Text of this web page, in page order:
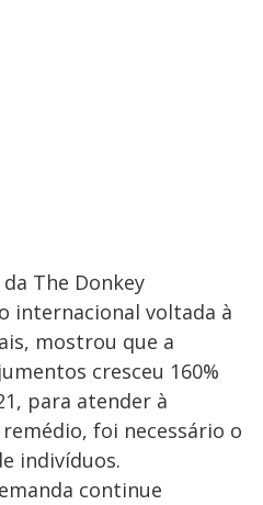
The Donkey
internacional voltada à
mostrou que a
cresceu 160%
para atender à
foi necessário o
indivíduos.
continue